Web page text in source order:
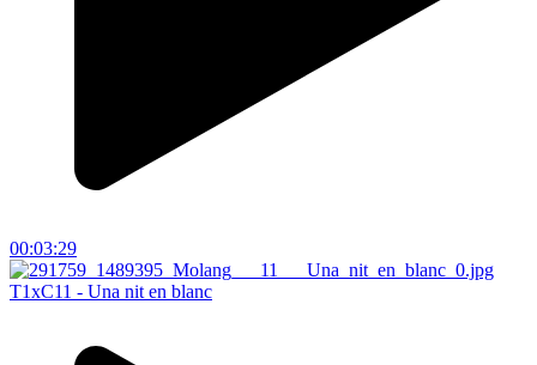
00:03:29
T1xC11 - Una nit en blanc